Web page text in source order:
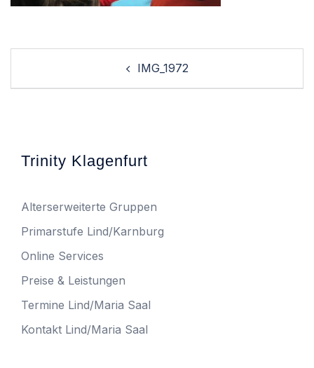
IMG_1972
Trinity Klagenfurt
Alterserweiterte Gruppen
Primarstufe Lind/Karnburg
Online Services
Preise & Leistungen
Termine Lind/Maria Saal
Kontakt Lind/Maria Saal